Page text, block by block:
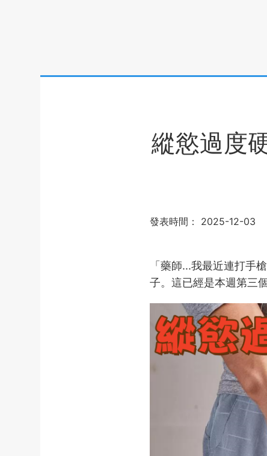
縱慾過度
發表時間： 2025-12-03
「藥師...我最近連打手
子。這已經是本週第三